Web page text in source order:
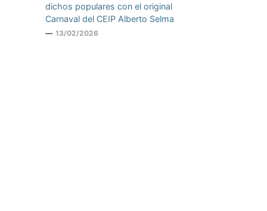
dichos populares con el original
Carnaval del CEIP Alberto Selma
13/02/2026